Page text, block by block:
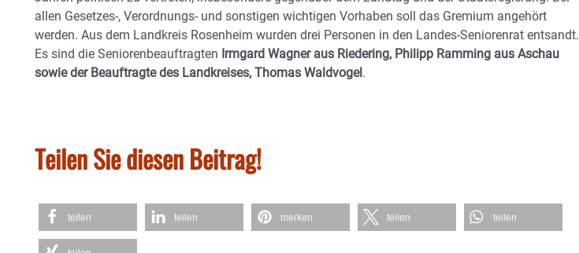
allen Gesetzes-, Verordnungs- und sonstigen wichtigen Vorhaben soll das Gremium angehört
werden. Aus dem Landkreis Rosenheim wurden drei Personen in den Landes-Seniorenrat entsandt.
Es sind die Seniorenbeauftragten Irmgard Wagner aus Riedering, Philipp Ramming aus Aschau
sowie der Beauftragte des Landkreises, Thomas Waldvogel.
Teilen Sie diesen Beitrag!
teilen teilen merken teilen teilen